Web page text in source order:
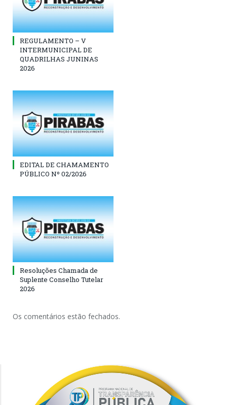
REGULAMENTO – V
INTERMUNICIPAL DE
QUADRILHAS JUNINAS
2026
EDITAL DE CHAMAMENTO
PÚBLICO Nº 02/2026
Resoluções Chamada de
Suplente Conselho Tutelar
2026
Os comentários estão fechados.